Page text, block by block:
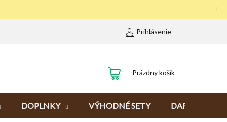
Prihlásenie
NÁKUPNÝ
Prázdny košík
DOPLNKY VÝHODNÉ SETY DARČEKY